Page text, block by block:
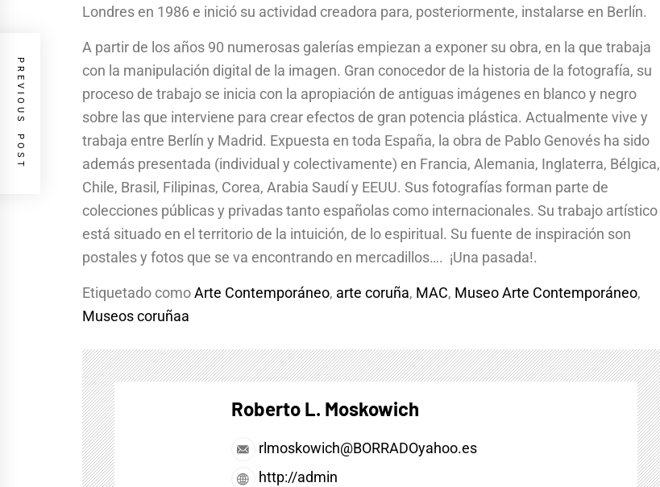
Londres en 1986 e inició su actividad creadora para, posteriormente, instalarse en Berlín.
A partir de los años 90 numerosas galerías empiezan a exponer su obra, en la que trabaja
con la manipulación digital de la imagen. Gran conocedor de la historia de la fotografía, su
proceso de trabajo se inicia con la apropiación de antiguas imágenes en blanco y negro
sobre las que interviene para crear efectos de gran potencia plástica. Actualmente vive y
trabaja entre Berlín y Madrid. Expuesta en toda España, la obra de Pablo Genovés ha sido
además presentada (individual y colectivamente) en Francia, Alemania, Inglaterra, Bélgica,
Chile, Brasil, Filipinas, Corea, Arabia Saudí y EEUU. Sus fotografías forman parte de
colecciones públicas y privadas tanto españolas como internacionales. Su trabajo artístico
está situado en el territorio de la intuición, de lo espiritual. Su fuente de inspiración son
postales y fotos que se va encontrando en mercadillos…. ¡Una pasada!.
Etiquetado comoArte Contemporáneo, arte coruña, MAC, Museo Arte Contemporáneo,
Museos coruñaa
Roberto L. Moskowich
rlmoskowich@BORRADOyahoo.es
http://admin
PREVIOUS POST